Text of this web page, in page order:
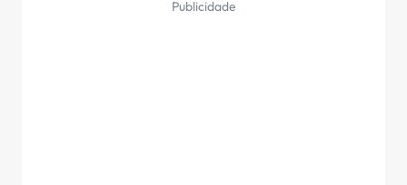
Publicidade